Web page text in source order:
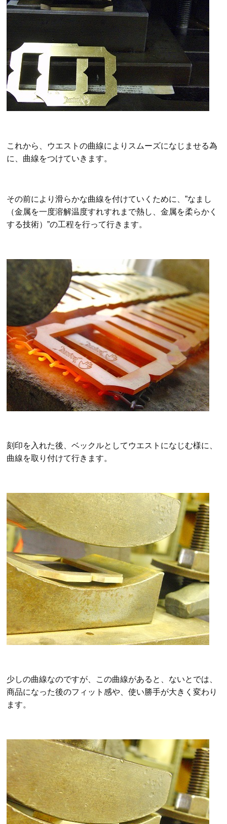
これから、ウエストの曲線によりスムーズになじませる為
に、曲線をつけていきます。
その前により滑らかな曲線を付けていくために、”なまし
（金属を一度溶解温度すれすれまで熱し、金属を柔らかく
する技術）”の工程を行って行きます。
刻印を入れた後、ベックルとしてウエストになじむ様に、
曲線を取り付けて行きます。
少しの曲線なのですが、この曲線があると、ないとでは、
商品になった後のフィット感や、使い勝手が大きく変わり
ます。